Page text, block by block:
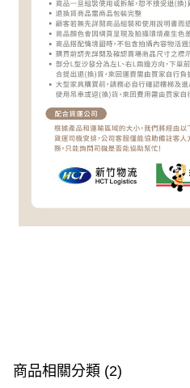
商品相關分類 (2)